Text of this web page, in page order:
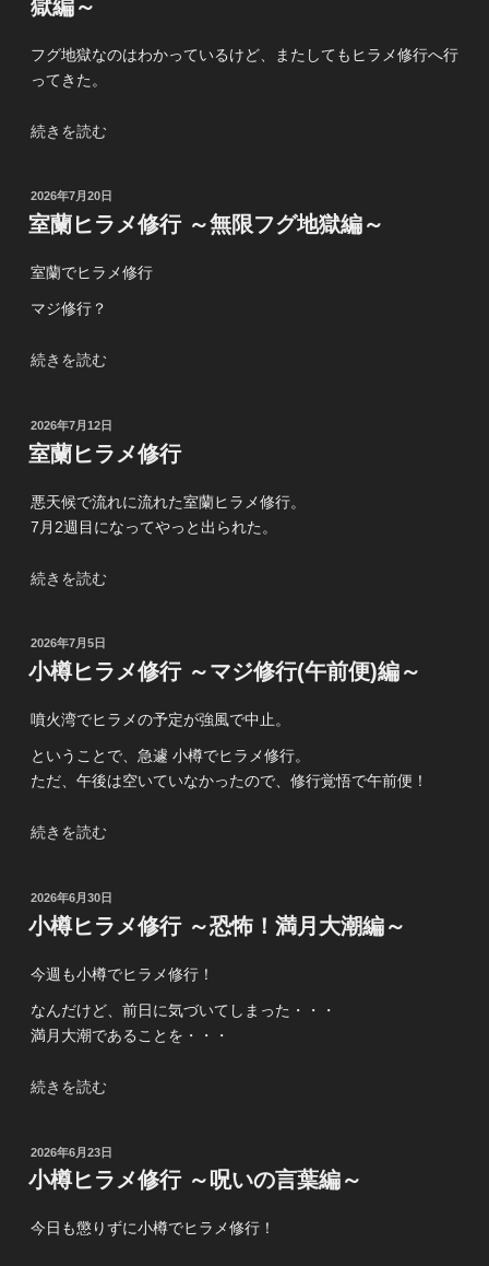
シ
ア
ジ
ン
獄編～
フグ地獄なのはわかっているけど、またしてもヒラメ修行へ行
ってきた。
“室
ラ
メ
行
～
ラ
き
ど
フ
グ
獄
の
続きを読む
投
稿
日:
2026年7月20日
室蘭ヒラメ修行 ～無限フグ地獄編～
室蘭でヒラメ修行
マジ修行？
“室
ラ
メ
行
～
限
グ
地
獄
編
の
続きを読む
投
稿
日:
2026年7月12日
室蘭ヒラメ修行
悪天候で流れに流れた室蘭ヒラメ修行。
7月2週目になってやっと出られた。
“室
ラ
メ
行”
の
続きを読む
投
稿
日:
2026年7月5日
小樽ヒラメ修行 ～マジ修行(午前便)編～
噴火湾でヒラメの予定が強風で中止。
ということで、急遽 小樽でヒラメ修行。
ただ、午後は空いていなかったので、修行覚悟で午前便！
“小
ラ
メ
行
～
マ
修
前
便)
～”
続きを読む
投
稿
日:
2026年6月30日
小樽ヒラメ修行 ～恐怖！満月大潮編～
今週も小樽でヒラメ修行！
なんだけど、前日に気づいてしまった・・・
満月大潮であることを・・・
“小
ラ
メ
行
続きを読む
投
稿
日:
2026年6月23日
小樽ヒラメ修行 ～呪いの言葉編～
今日も懲りずに小樽でヒラメ修行！